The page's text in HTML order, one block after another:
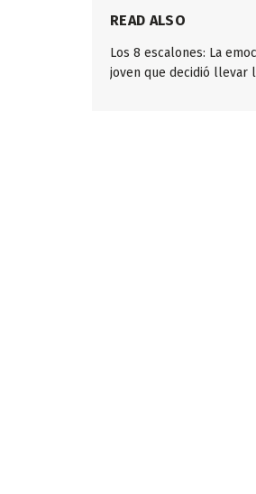
READ ALSO
Los 8 escalones: La
joven que decidió llevar